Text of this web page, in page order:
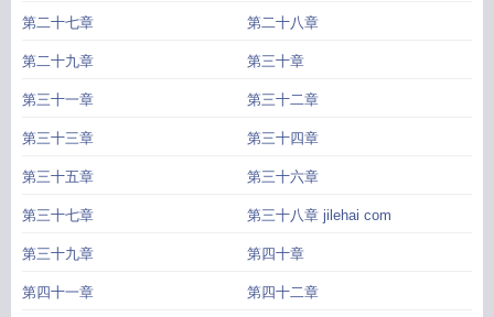
第二十七章 第二十八章
第二十九章 第三十章
第三十一章 第三十二章
第三十三章 第三十四章
第三十五章 第三十六章
第三十七章 第三十八章 jilehai com
第三十九章 第四十章
第四十一章 第四十二章